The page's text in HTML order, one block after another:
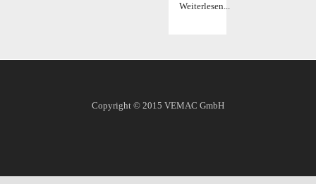
Weiterlesen...
Copyright © 2015 VEMAC GmbH